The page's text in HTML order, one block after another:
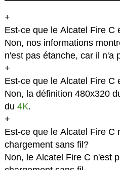
+
Est-ce que le Alcatel Fire C
Non, nos informations
n'est pas étanche, car il n'a
+
Est-ce que le Alcatel Fire C
Non, la définition 480x320
du 4K.
+
Est-ce que le Alcatel Fire C
chargement sans fil?
Non, le Alcatel Fire C n'est